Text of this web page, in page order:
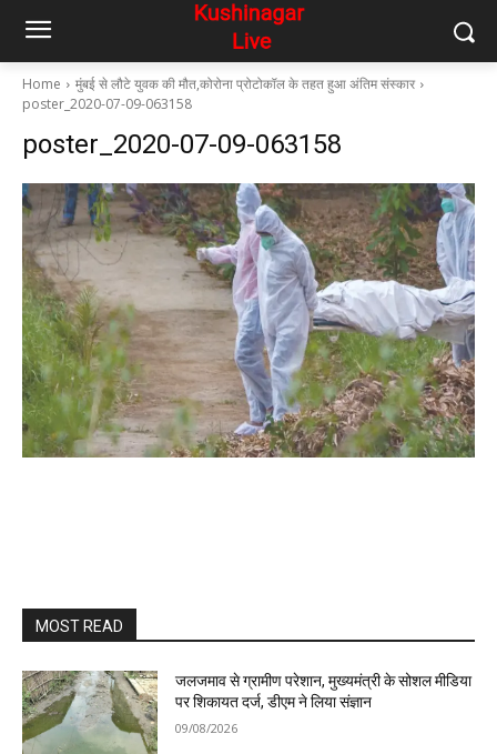
Home
मुंबई से लौटे युवक की मौत,कोरोना प्रोटोकॉल के तहत हुआ अंतिम संस्कार
poster_2020-07-09-063158
poster_2020-07-09-063158
MOST READ
जलजमाव से ग्रामीण परेशान, मुख्यमंत्री के सोशल मीडिया
पर शिकायत दर्ज, डीएम ने लिया संज्ञान
09/08/2026